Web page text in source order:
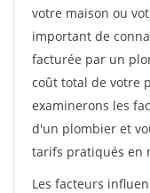
votre maison ou
important de
facturée par un
coût total de votre
examinerons les
d'un plombier et
tarifs pratiqués en
Les facteurs